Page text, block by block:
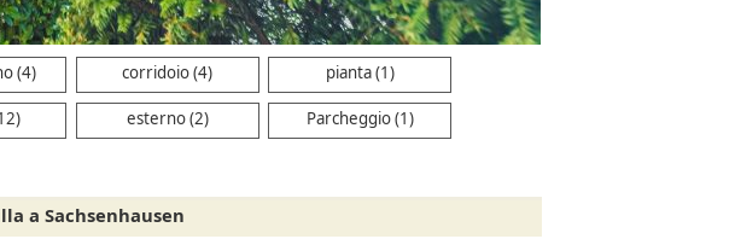
(4) corridoio (4) pianta (1)
esterno (2) Parcheggio (1)
a Sachsenhausen